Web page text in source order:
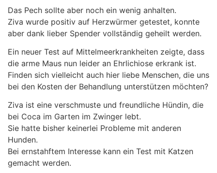
Das Pech sollte aber noch ein wenig anhalten.
Ziva wurde positiv auf Herzwürmer getestet, konnte
aber dank lieber Spender vollständig geheilt werden.
Ein neuer Test auf Mittelmeerkrankheiten zeigte, dass
die arme Maus nun leider an Ehrlichiose erkrank ist.
Finden sich vielleicht auch hier liebe Menschen, die uns
bei den Kosten der Behandlung unterstützen möchten?
Ziva ist eine verschmuste und freundliche Hündin, die
bei Coca im Garten im Zwinger lebt.
Sie hatte bisher keinerlei Probleme mit anderen
Hunden.
Bei ernstahftem Interesse kann ein Test mit Katzen
gemacht werden.